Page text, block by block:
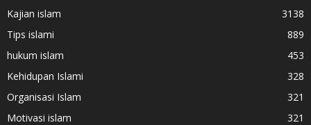
Kajian islam
3138
Tips islami
889
hukum islam
453
Kehidupan Islami
328
Organisasi Islam
321
Motivasi islam
321